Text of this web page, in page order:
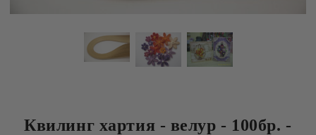
Квилинг хартия - велур - 100бр. -